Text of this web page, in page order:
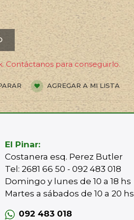
Contáctanos para conseguirlo.
AGREGAR A MI LISTA
El Pinar:
Costanera esq. Perez Butler
Tel: 2681 66 50 - 092 483 018
Domingo y lunes de 10 a 18 hs
Martes a sábados de 10 a 20 hs
092 483 018